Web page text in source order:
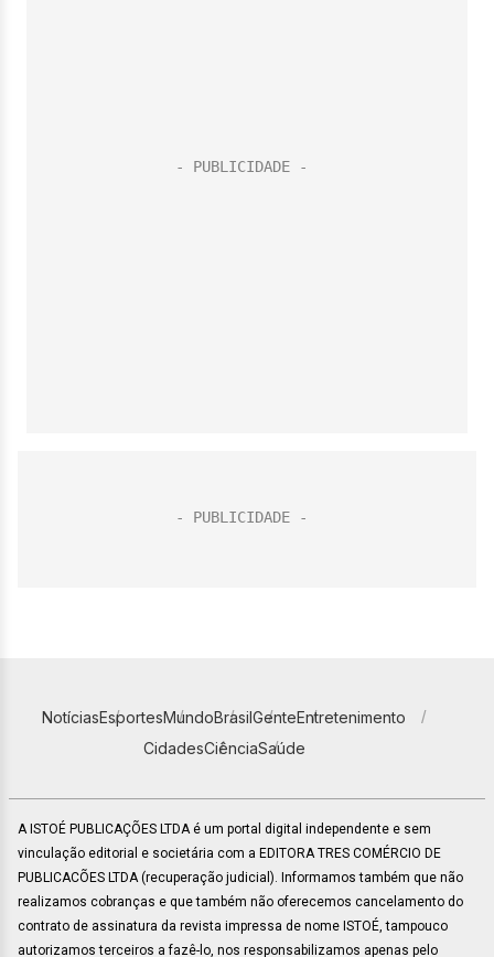
NotíciasEsportesMundoBrasilGenteEntretenimento
CidadesCiênciaSaúde
A ISTOÉ PUBLICAÇÕES LTDA é um portal digital independente e sem
vinculação editorial e societária com a EDITORA TRES COMÉRCIO DE
PUBLICACÕES LTDA (recuperação judicial). Informamos também que não
realizamos cobranças e que também não oferecemos cancelamento do
contrato de assinatura da revista impressa de nome ISTOÉ, tampouco
autorizamos terceiros a fazê-lo, nos responsabilizamos apenas pelo